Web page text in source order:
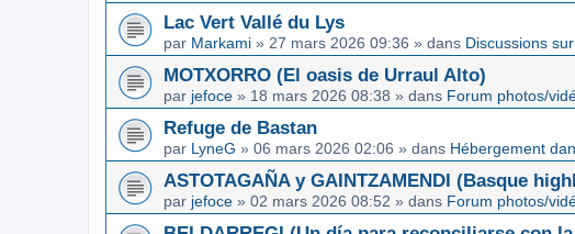
Lac Vert Vallé du Lys
par Markami » 27 mars 2026 09:36 » dans Discussions
MOTXORRO (El oasis de Urraul Alto)
par jefoce » 18 mars 2026 08:38 » dans Forum photos/
Refuge de Bastan
par LyneG » 06 mars 2026 02:06 » dans Hébergement
ASTOTAGAÑA y GAINTZAMENDI (Basque
par jefoce » 02 mars 2026 08:52 » dans Forum photos/